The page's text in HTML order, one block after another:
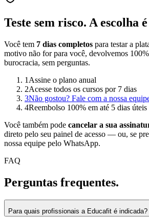
Teste sem risco. A escolha
Você tem 7 dias completos para testar a
motivo não for para você, devolvemos
burocracia, sem perguntas.
1 Assine o plano anual
2Acesse todos os cursos por 7 dias
3Não gostou? Fale com a nossa
4Reembolso 100% em até 5 dias úteis
Você também pode cancelar a sua
direto pelo seu painel de acesso — ou, se
nossa equipe pelo WhatsApp.
FAQ
Perguntas frequentes.
Para quais profissionais a Educafit é indicada?